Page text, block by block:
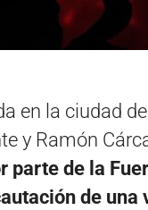
en la ciudad
y Ramón
parte de la
de una